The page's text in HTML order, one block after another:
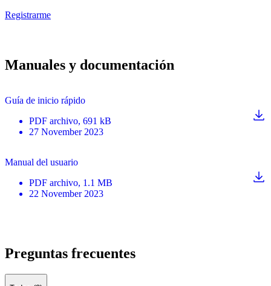
Registrarme
Manuales y documentación
Guía de inicio rápido
PDF archivo, 691 kB
27 November 2023
Manual del usuario
PDF archivo, 1.1 MB
22 November 2023
Preguntas frecuentes